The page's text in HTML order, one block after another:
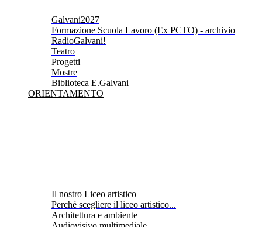
Galvani2027
Formazione Scuola Lavoro (Ex PCTO) - archivio
RadioGalvani!
Teatro
Progetti
Mostre
Biblioteca E.Galvani
ORIENTAMENTO
Il nostro Liceo artistico
Perché scegliere il liceo artistico...
Architettura e ambiente